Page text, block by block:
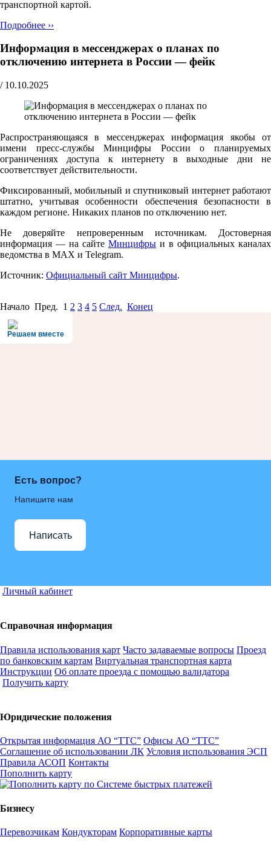
транспортной картой.
Подробнее ››
Информация в мессенджерах о планах по
отключению интернета в России — фейк
/ 10.10.2025
Распространяющаяся в мессенджерах информация якобы от
имени пресс-службы Минцифры России о планируемых
ограничениях доступа к интернету в выходные дни не
соответствует действительности.
Фиксированный, мобильный и спутниковый интернет работают
штатно, учитывая особенности обеспечения безопасности в
каждом регионе. Никаких планов по отключению нет.
Не доверяйте непроверенным источникам. Достоверная
информация — на сайте Минцифры и в официальных каналах
ведомства в MAX и Telegram.
Источник: Официальный сайт Минцифры.
Начало Пред. 1 2 3 4 5 След. Конец
Решаем вместе
Есть вопрос?
Напишите нам
Написать
Личный кабинет
Справочная информация
Правила использования карт Часто задаваемые вопросы Проезд
по банковским картам Виртуальная транспортная карта
Инструкции Об оплате проезда с помощью валидатора
Получить карту
Юридические положения
Открытая информация АО “ТТС” Офисы АО “ТТС”
Соглашение об использовании ЛК Условия использования ЭСП
Правила АСОП Контакты
Пополнить карту
Бизнесу
Перевозчикам Кондукторам Корпоративные карты